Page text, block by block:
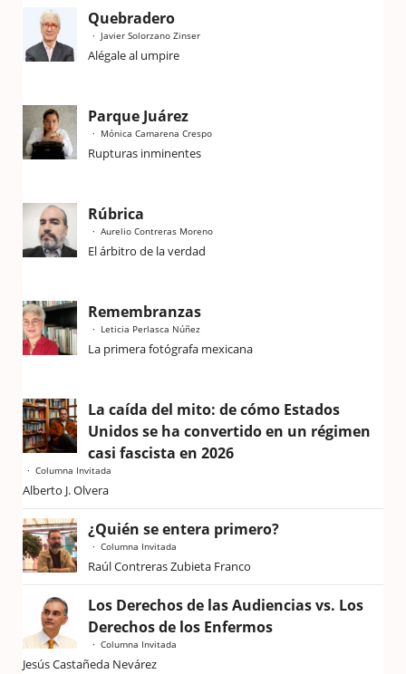
Quebradero
Javier Solorzano Zinser
Alégale al umpire
Parque Juárez
Mónica Camarena Crespo
Rupturas inminentes
Rúbrica
Aurelio Contreras Moreno
El árbitro de la verdad
Remembranzas
Leticia Perlasca Núñez
La primera fotógrafa mexicana
La caída del mito: de cómo Estados
Unidos se ha convertido en un régimen
casi fascista en 2026
Columna Invitada
Alberto J. Olvera
¿Quién se entera primero?
Columna Invitada
Raúl Contreras Zubieta Franco
Los Derechos de las Audiencias vs. Los
Derechos de los Enfermos
Columna Invitada
Jesús Castañeda Nevárez